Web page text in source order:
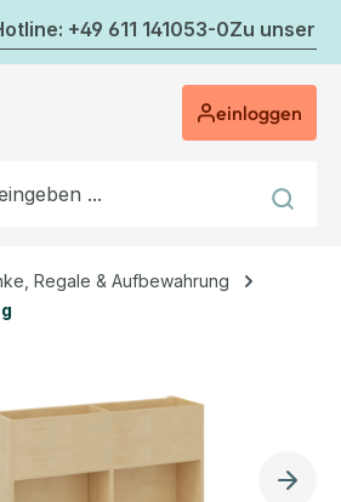
+49 611 141053-0Zu
einloggen
Regale & Aufbewahrung